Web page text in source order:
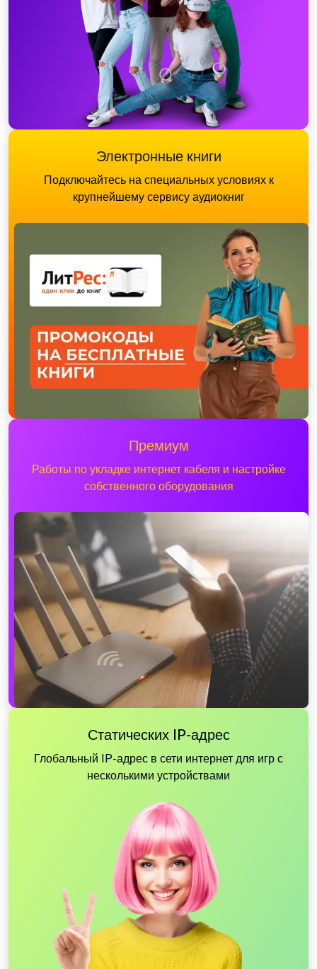
Электронные книги
Подключайтесь на специальных условиях к
крупнейшему сервису аудиокниг
Премиум
Работы по укладке интернет кабеля и настройке
собственного оборудования
Статических IP-адрес
Глобальный IP-адрес в сети интернет для игр с
несколькими устройствами